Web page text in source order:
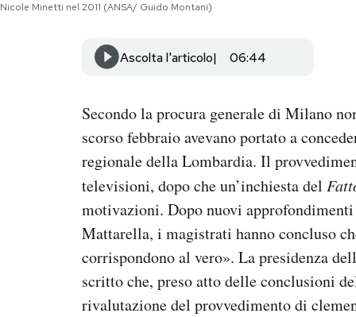
Nicole Minetti nel 2011 (ANSA/ Guido Montani)
Ascolta l'articolo 06:44
Secondo la procura generale di Milano
scorso febbraio avevano portato a
regionale della Lombardia. Il
televisioni, dopo che un’inchiesta del
motivazioni. Dopo nuovi approfondimenti
Mattarella, i magistrati hanno concluso
corrispondono al vero». La presidenza
scritto che, preso atto delle conclusioni
rivalutazione del provvedimento di